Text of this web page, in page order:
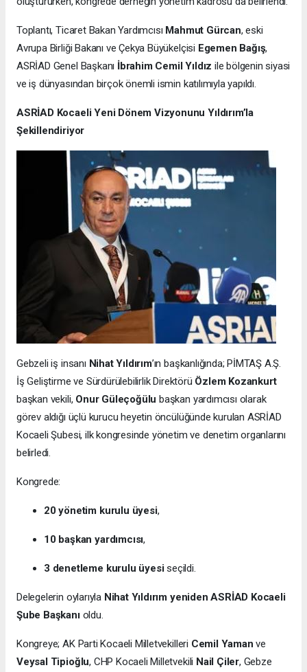
Toplantı, Ticaret Bakan Yardımcısı Mahmut Gürcan, eski
Avrupa Birliği Bakanı ve Çekya Büyükelçisi Egemen Bağış,
ASRİAD Genel Başkanı İbrahim Cemil Yıldız ile bölgenin siyasi
ve iş dünyasından birçok önemli ismin katılımıyla yapıldı.
ASRİAD Kocaeli Yeni Dönem Vizyonunu Yıldırım’la
Şekillendiriyor
Gebzeli iş insanı Nihat Yıldırım’ın başkanlığında; PİMTAŞ A.Ş.
İş Geliştirme ve Sürdürülebilirlik Direktörü Özlem Kozankurt
başkan vekili, Onur Güleçoğülu başkan yardımcısı olarak
görev aldığı üçlü kurucu heyetin öncülüğünde kurulan ASRİAD
Kocaeli Şubesi, ilk kongresinde yönetim ve denetim organlarını
belirledi.
Kongrede:
20 yönetim kurulu üyesi,
10 başkan yardımcısı,
3 denetleme kurulu üyesiseçildi.
Delegelerin oylarıyla Nihat Yıldırım yeniden ASRİAD Kocaeli
Şube Başkanıoldu.
Kongreye; AK Parti Kocaeli Milletvekilleri Cemil Yaman ve
Veysal Tipioğlu, CHP Kocaeli Milletvekili Nail Çiler, Gebze